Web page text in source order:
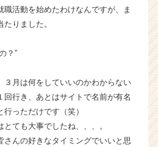
職活動を始めたわけなんですが、ま
りました。
？”
３月は何をしていいのかわからない
回行き、あとはサイトで名前が有名
っただけです（笑）
ても大事でしたね、、、。
さんの好きなタイミングでいいと思